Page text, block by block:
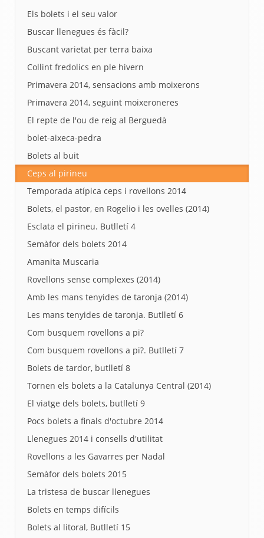
Els bolets i el seu valor
Buscar llenegues és fàcil?
Buscant varietat per terra baixa
Collint fredolics en ple hivern
Primavera 2014, sensacions amb moixerons
Primavera 2014, seguint moixeroneres
El repte de l'ou de reig al Berguedà
bolet-aixeca-pedra
Bolets al buit
Ceps al pirineu
Temporada atípica ceps i rovellons 2014
Bolets, el pastor, en Rogelio i les ovelles (2014)
Esclata el pirineu. Butlletí 4
Semàfor dels bolets 2014
Amanita Muscaria
Rovellons sense complexes (2014)
Amb les mans tenyides de taronja (2014)
Les mans tenyides de taronja. Butlletí 6
Com busquem rovellons a pi?
Com busquem rovellons a pi?. Butlletí 7
Bolets de tardor, butlletí 8
Tornen els bolets a la Catalunya Central (2014)
El viatge dels bolets, butlletí 9
Pocs bolets a finals d'octubre 2014
Llenegues 2014 i consells d'utilitat
Rovellons a les Gavarres per Nadal
Semàfor dels bolets 2015
La tristesa de buscar llenegues
Bolets en temps difícils
Bolets al litoral, Butlletí 15